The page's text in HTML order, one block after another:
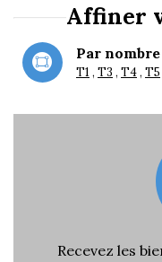
Affiner
Par
T1 T3 T4 T5
Recevez les